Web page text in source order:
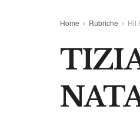
Home Rubriche Hit